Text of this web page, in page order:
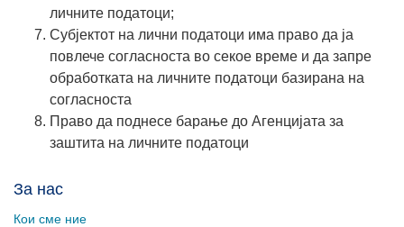
личните податоци;
Субјектот на лични податоци има право да ја
повлече согласноста во секое време и да запре
обработката на личните податоци базирана на
согласноста
Право да поднесе барање до Агенцијата за
заштита на личните податоци
За нас
Кои сме ние